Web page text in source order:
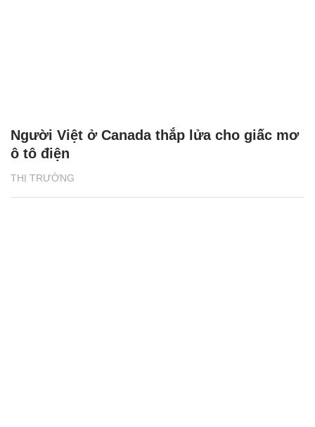
THỊ TRƯỜNG
Người Việt ở Canada thắp lửa cho giấc mơ
ô tô điện